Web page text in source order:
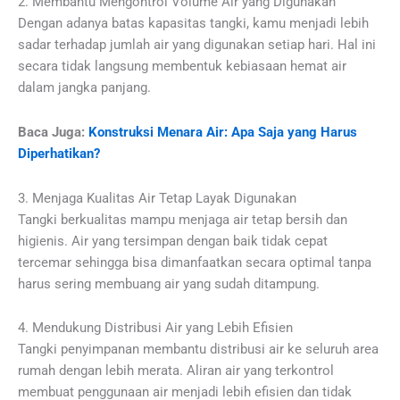
Dengan adanya batas kapasitas tangki, kamu menjadi lebih
sadar terhadap jumlah air yang digunakan setiap hari. Hal ini
secara tidak langsung membentuk kebiasaan hemat air
dalam jangka panjang.
Baca Juga: Konstruksi Menara Air: Apa Saja yang Harus
Diperhatikan?
3. Menjaga Kualitas Air Tetap Layak Digunakan
Tangki berkualitas mampu menjaga air tetap bersih dan
higienis. Air yang tersimpan dengan baik tidak cepat
tercemar sehingga bisa dimanfaatkan secara optimal tanpa
harus sering membuang air yang sudah ditampung.
4. Mendukung Distribusi Air yang Lebih Efisien
Tangki penyimpanan membantu distribusi air ke seluruh area
rumah dengan lebih merata. Aliran air yang terkontrol
membuat penggunaan air menjadi lebih efisien dan tidak